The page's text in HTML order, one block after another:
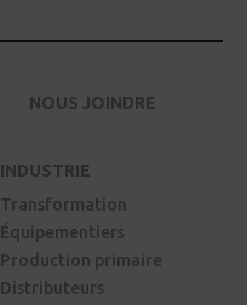
NOUS JOINDRE
INDUSTRIE
Transformation
Équipementiers
Production primaire
Distributeurs